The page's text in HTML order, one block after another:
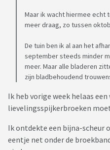
Maar ik wacht hiermee
meer draag, zo tussen
De tuin ben ik al aan het
september steeds minder
meer. Maar alle bladeren
zijn bladbehoudend
Ik heb vorige week helaas een
lievelingsspijkerbroeken
Ik ontdekte een bijna-scheur
eentje net onder de